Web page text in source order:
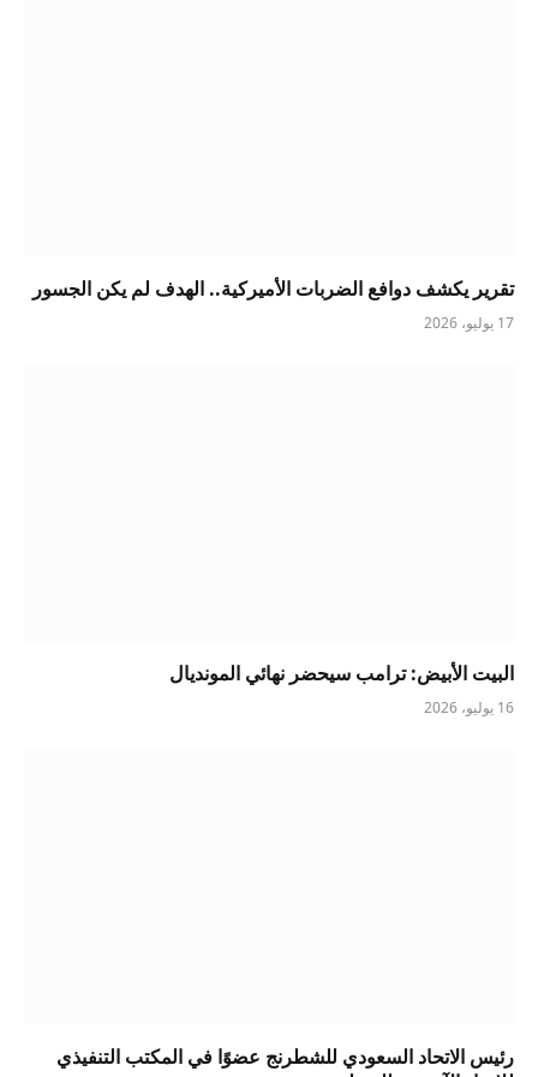
تقرير يكشف دوافع الضربات الأميركية.. الهدف لم يكن الجسور
17 يوليو، 2026
البيت الأبيض: ترامب سيحضر نهائي المونديال
16 يوليو، 2026
رئيس الاتحاد السعودي للشطرنج عضوًا في المكتب التنفيذي